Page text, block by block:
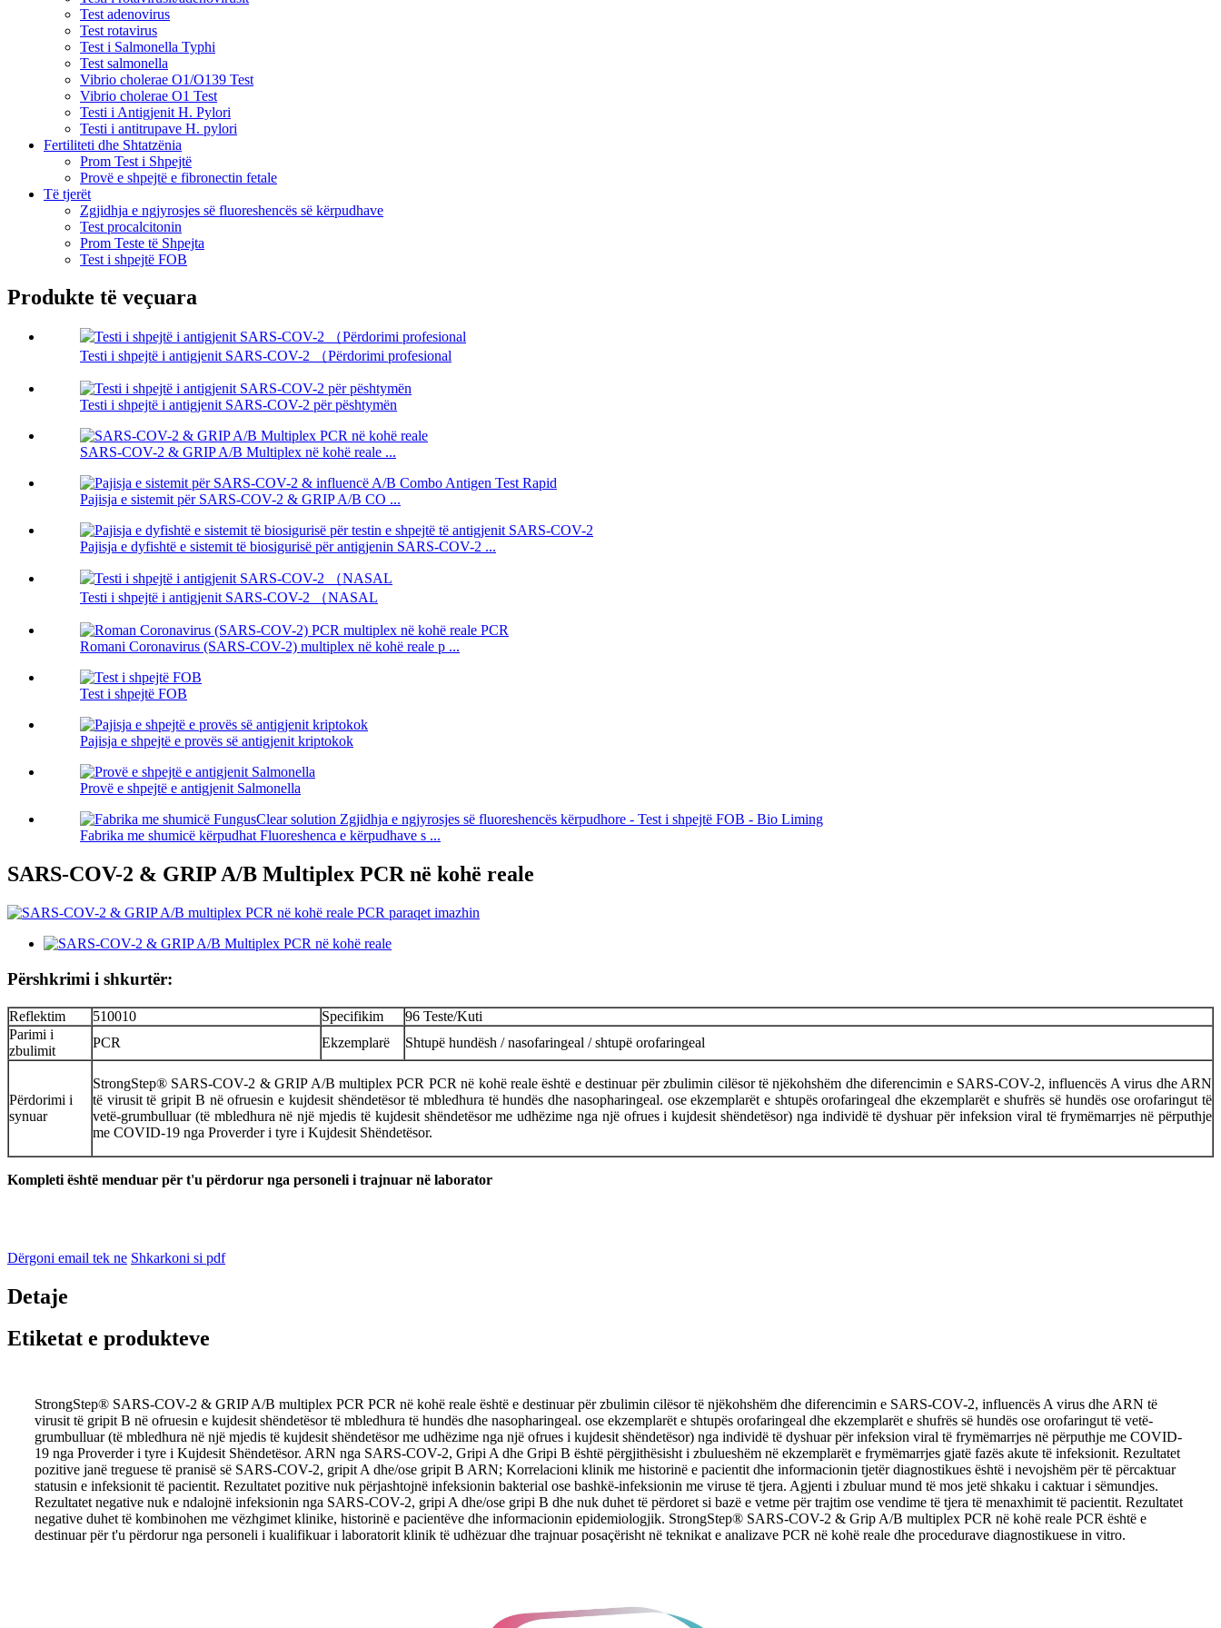
Test adenovirus
Test rotavirus
Test i Salmonella Typhi
Test salmonella
Vibrio cholerae O1/O139 Test
Vibrio cholerae O1 Test
Testi i Antigjenit H. Pylori
Testi i antitrupave H. pylori
Fertiliteti dhe Shtatzënia
Prom Test i Shpejtë
Provë e shpejtë e fibronectin fetale
Të tjerët
Zgjidhja e ngjyrosjes së fluoreshencës së kërpudhave
Test procalcitonin
Prom Teste të Shpejta
Test i shpejtë FOB
Produkte të veçuara
Testi i shpejtë i antigjenit SARS-COV-2 （Përdorimi profesional
Testi i shpejtë i antigjenit SARS-COV-2 për pështymën
SARS-COV-2 & GRIP A/B Multiplex në kohë reale ...
Pajisja e sistemit për SARS-COV-2 & GRIP A/B CO ...
Pajisja e dyfishtë e sistemit të biosigurisë për antigjenin SARS-COV-2 ...
Testi i shpejtë i antigjenit SARS-COV-2 （NASAL
Romani Coronavirus (SARS-COV-2) multiplex në kohë reale p ...
Test i shpejtë FOB
Pajisja e shpejtë e provës së antigjenit kriptokok
Provë e shpejtë e antigjenit Salmonella
Fabrika me shumicë kërpudhat Fluoreshenca e kërpudhave s ...
SARS-COV-2 & GRIP A/B Multiplex PCR në kohë reale
Përshkrimi i shkurtër:
Reflektim 510010 Specifikim
96 Teste/Kuti
Parimi i
zbulimit
PCR Ekzemplarë Shtupë hundësh / nasofaringeal / shtupë orofaringeal
Përdorimi i
synuar
StrongStep® SARS-COV-2 & GRIP A/B multiplex PCR PCR në kohë reale është e destinuar për zbulimin cilësor të njëkohshëm dhe diferencimin e SARS-COV-2, influencës A virus dhe ARN
të virusit të gripit B në ofruesin e kujdesit shëndetësor të mbledhura të hundës dhe nasopharingeal. ose ekzemplarët e shtupës orofaringeal dhe ekzemplarët e shufrës së hundës ose orofaringut të
vetë-grumbulluar (të mbledhura në një mjedis të kujdesit shëndetësor me udhëzime nga një ofrues i kujdesit shëndetësor) nga individë të dyshuar për infeksion viral të frymëmarrjes në përputhje
me COVID-19 nga Proverder i tyre i Kujdesit Shëndetësor.
Kompleti është menduar për t'u përdorur nga personeli i trajnuar në laborator
Dërgoni email tek ne Shkarkoni si pdf
Detaje
Etiketat e produkteve
StrongStep® SARS-COV-2 & GRIP A/B multiplex PCR PCR në kohë reale është e destinuar për zbulimin cilësor të njëkohshëm dhe diferencimin e SARS-COV-2, influencës A virus dhe ARN të
virusit të gripit B në ofruesin e kujdesit shëndetësor të mbledhura të hundës dhe nasopharingeal. ose ekzemplarët e shtupës orofaringeal dhe ekzemplarët e shufrës së hundës ose orofaringut të vetë-
grumbulluar (të mbledhura në një mjedis të kujdesit shëndetësor me udhëzime nga një ofrues i kujdesit shëndetësor) nga individë të dyshuar për infeksion viral të frymëmarrjes në përputhje me COVID-
19 nga Proverder i tyre i Kujdesit Shëndetësor. ARN nga SARS-COV-2, Gripi A dhe Gripi B është përgjithësisht i zbulueshëm në ekzemplarët e frymëmarrjes gjatë fazës akute të infeksionit. Rezultatet
pozitive janë treguese të pranisë së SARS-COV-2, gripit A dhe/ose gripit B ARN; Korrelacioni klinik me historinë e pacientit dhe informacionin tjetër diagnostikues është i nevojshëm për të përcaktuar
statusin e infeksionit të pacientit. Rezultatet pozitive nuk përjashtojnë infeksionin bakterial ose bashkë-infeksionin me viruse të tjera. Agjenti i zbuluar mund të mos jetë shkaku i caktuar i sëmundjes.
Rezultatet negative nuk e ndalojnë infeksionin nga SARS-COV-2, gripi A dhe/ose gripi B dhe nuk duhet të përdoret si bazë e vetme për trajtim ose vendime të tjera të menaxhimit të pacientit. Rezultatet
negative duhet të kombinohen me vëzhgimet klinike, historinë e pacientëve dhe informacionin epidemiologjik. StrongStep® SARS-COV-2 & Grip A/B multiplex PCR në kohë reale PCR është e
destinuar për t'u përdorur nga personeli i kualifikuar i laboratorit klinik të udhëzuar dhe trajnuar posaçërisht në teknikat e analizave PCR në kohë reale dhe procedurave diagnostikuese in vitro.